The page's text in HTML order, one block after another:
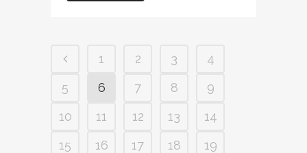
1 2 3
4
5
6 7 8
9
10
11 12 13
14
15
16 17 18
19